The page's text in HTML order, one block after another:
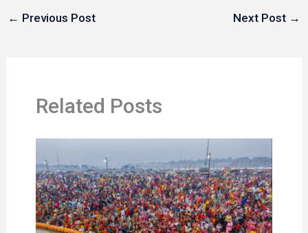
← Previous Post Next Post →
Related Posts